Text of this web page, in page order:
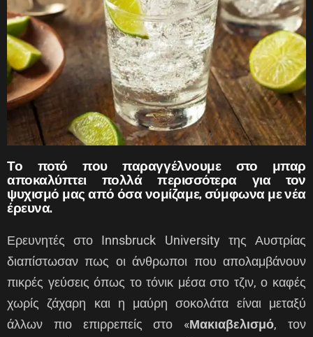
Το ποτό που παραγγέλνουμε στο μπαρ
αποκαλύπτει πολλά περισσότερα για τον
ψυχισμό μας από όσα νομίζαμε, σύμφωνα με νέα
έρευνα.
Ερευνητές στο Innsbruck University της Αυστρίας
διαπίστωσαν πως οι άνθρωποι που απολαμβάνουν
πικρές γεύσεις όπως το τόνικ μέσα στο τζιν, ο καφές
χωρίς ζάχαρη και η μαύρη σοκολάτα είναι μεταξύ
άλλων πιο επιρρεπείς στο «Μακιαβελισμό, τον